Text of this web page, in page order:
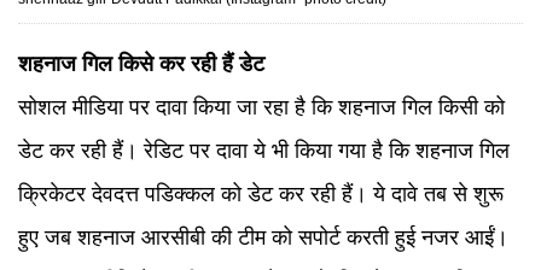
शहनाज गिल किसे कर रही हैं डेट
सोशल मीडिया पर दावा किया जा रहा है कि शहनाज गिल किसी को
डेट कर रही हैं। रेडिट पर दावा ये भी किया गया है कि शहनाज गिल
क्रिकेटर देवदत्त पडिक्कल को डेट कर रही हैं। ये दावे तब से शुरू
हुए जब शहनाज आरसीबी की टीम को सपोर्ट करती हुई नजर आईं।